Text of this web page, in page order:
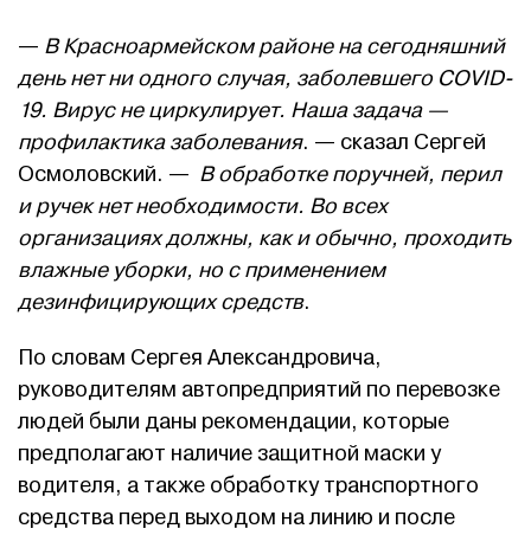
— В Красноармейском районе на сегодняшний
день нет ни одного случая, заболевшего COVID-
19. Вирус не циркулирует. Наша задача —
профилактика заболевания. — сказал Сергей
Осмоловский. — В обработке поручней, перил
и ручек нет необходимости. Во всех
организациях должны, как и обычно, проходить
влажные уборки, но с применением
дезинфицирующих средств.
По словам Сергея Александровича,
руководителям автопредприятий по перевозке
людей были даны рекомендации, которые
предполагают наличие защитной маски у
водителя, а также обработку транспортного
средства перед выходом на линию и после